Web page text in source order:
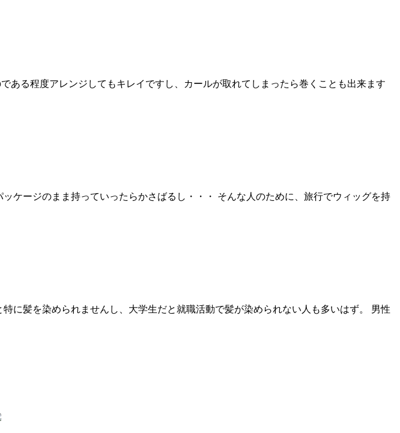
ある程度アレンジしてもキレイですし、カールが取れてしまったら巻くことも出来ます
ケージのまま持っていったらかさばるし・・・ そんな人のために、旅行でウィッグを持
に髪を染められませんし、大学生だと就職活動で髪が染められない人も多いはず。 男性